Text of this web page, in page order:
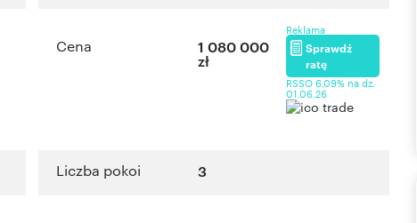
Cena 1 080 000
zł
Reklama
Sprawdź
ratę
RSSO 6,09% na dz.
01.06.26
Liczba pokoi 3